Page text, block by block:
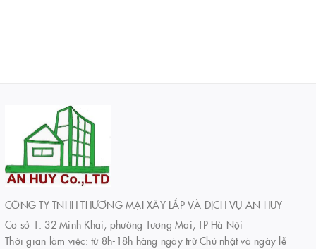
CÔNG TY TNHH THƯƠNG MẠI XÂY LẮP VÀ DỊCH VỤ AN HUY
Cơ sở 1: 32 Minh Khai, phường Tương Mai, TP Hà Nội
Thời gian làm việc: từ 8h-18h hàng ngày trừ Chủ nhật và ngày lễ